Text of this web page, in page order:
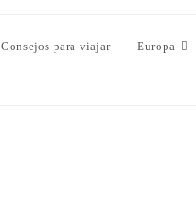
Consejos para viajar Europa